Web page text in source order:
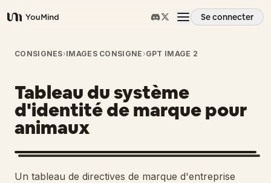
YouMind
Se connecter
Aperçu
Cas d'usage
Compétences
Invites
CONSIGNES›IMAGES CONSIGNE ›GPT IMAGE 2
Tableau du système
d'identité de marque pour
animaux
Un tableau de directives de marque d'entreprise